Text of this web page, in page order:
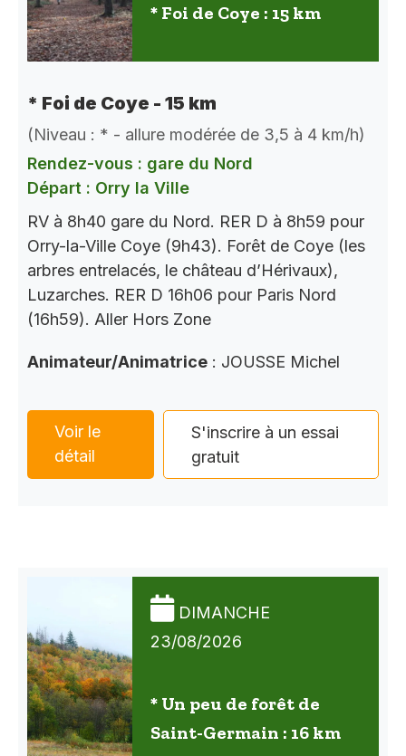
* Foi de Coye : 15 km
* Foi de Coye - 15 km
(Niveau : * - allure modérée de 3,5 à 4 km/h)
Rendez-vous : gare du Nord
Départ : Orry la Ville
RV à 8h40 gare du Nord. RER D à 8h59 pour
Orry-la-Ville Coye (9h43). Forêt de Coye (les
arbres entrelacés, le château d’Hérivaux),
Luzarches. RER D 16h06 pour Paris Nord
(16h59). Aller Hors Zone
Animateur/Animatrice : JOUSSE Michel
Voir le
détail
S'inscrire à un essai
gratuit
DIMANCHE
23/08/2026
* Un peu de forêt de
Saint-Germain : 16 km